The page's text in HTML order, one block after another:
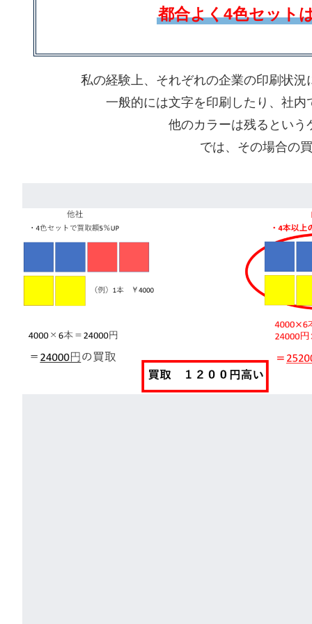
都合よく4色セット
私の経験上、それぞれの企業の印刷状
一般的には文字を印刷したり、社
他のカラーは残るという
では、その場合の